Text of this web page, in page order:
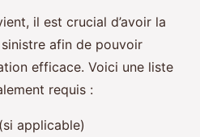
il est crucial d’avoir la
afin de pouvoir
efficace. Voici une liste
requis :
(si applicable)